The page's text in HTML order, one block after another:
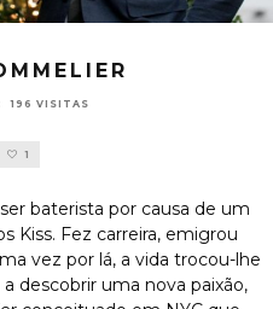
196 VISITAS
1
baterista por causa de um
Kiss. Fez carreira, emigrou
vez por lá, a vida trocou-lhe
descobrir uma nova paixão,